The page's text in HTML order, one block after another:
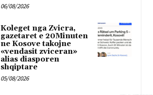
06/08/2026
Koleget nga Zvicra,
gazetaret e 20Minuten
ne Kosove takojne
«vendasit zviceran»
alias diasporen
shqiptare
05/08/2026